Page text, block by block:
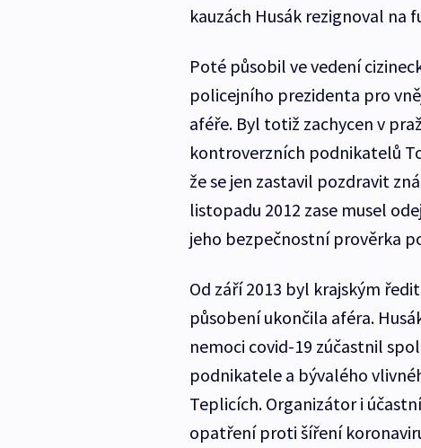
kauzách Husák rezignoval na
Poté působil ve vedení
policejního prezidenta pro
aféře. Byl totiž zachycen v
kontroverzních podnikatelů
že se jen zastavil pozdravit
listopadu 2012 zase musel
jeho bezpečnostní prověrka
Od září 2013 byl krajským
působení ukončila aféra.
nemoci covid-19 zúčastnil
podnikatele a bývalého
Teplicích. Organizátor i
opatření proti šíření